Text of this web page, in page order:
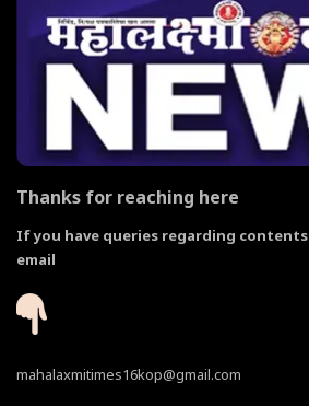
Thanks for reaching here
If you have queries regarding
email
mahalaxmitimes16kop@gmail.com